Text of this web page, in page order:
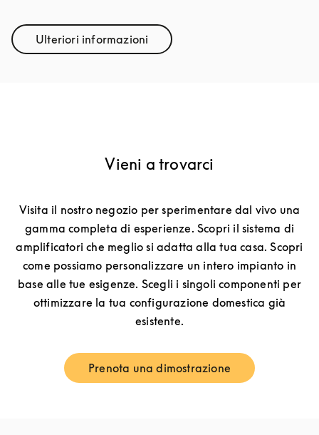
Ulteriori informazioniLink Opens in New Tab
Vieni a trovarci
Visita il nostro negozio per sperimentare dal vivo una
gamma completa di esperienze. Scopri il sistema di
amplificatori che meglio si adatta alla tua casa. Scopri
come possiamo personalizzare un intero impianto in
base alle tue esigenze. Scegli i singoli componenti per
ottimizzare la tua configurazione domestica già
esistente.
Prenota una dimostrazione
Link Opens in New Tab